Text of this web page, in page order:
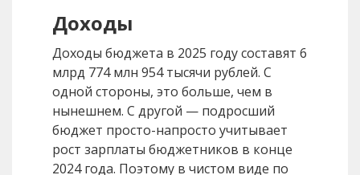
Доходы
Доходы бюджета в 2025 году составят 6
млрд 774 млн 954 тысячи рублей. С
одной стороны, это больше, чем в
нынешнем. С другой — подросший
бюджет просто-напросто учитывает
рост зарплаты бюджетников в конце
2024 года. Поэтому в чистом виде по